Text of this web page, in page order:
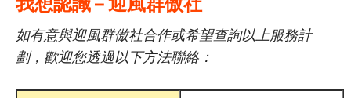
如有意與迎風群傲社合作或希望查詢以上服務計
劃，歡迎您透過以下方法聯絡：